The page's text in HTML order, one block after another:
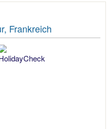
Frankreich